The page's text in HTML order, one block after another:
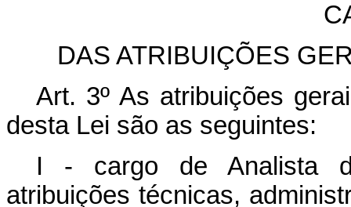
DAS ATRIBUIÇÕES
Art. 3º As atribuições
desta Lei são as seguintes:
I - cargo de Analista
atribuições técnicas,